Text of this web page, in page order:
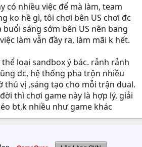
có nhiều việc để mà làm, team
ko hề gì, tôi chơi bên US chơi đc
sáng sớm bên US nên bang
làm vẫn đầy ra, làm mãi k hết.
loại sandbox ý bác. rảnh rảnh
đc, hệ thống pha trộn nhiều
thú vị ,sáng tạo cho mỗi trận dual.
thì chơi game này là hợp lý, giải
bt,k nhiều như game khác